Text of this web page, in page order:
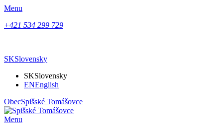
Menu
+421 534 299 729
SKSlovensky
SKSlovensky
ENEnglish
ObecSpišské Tomášovce
Menu